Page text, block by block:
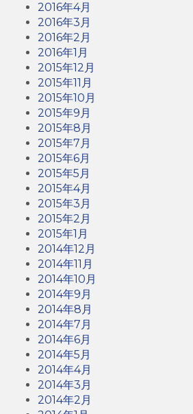
2016年4月
2016年3月
2016年2月
2016年1月
2015年12月
2015年11月
2015年10月
2015年9月
2015年8月
2015年7月
2015年6月
2015年5月
2015年4月
2015年3月
2015年2月
2015年1月
2014年12月
2014年11月
2014年10月
2014年9月
2014年8月
2014年7月
2014年6月
2014年5月
2014年4月
2014年3月
2014年2月